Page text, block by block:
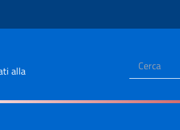
alla